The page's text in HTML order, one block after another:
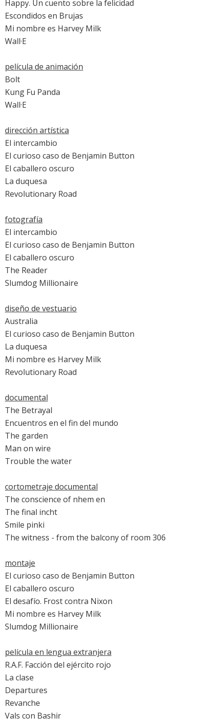
Happy. Un cuento sobre la felicidad
Escondidos en Brujas
Mi nombre es Harvey Milk
Wall·E
película de animación
Bolt
Kung Fu Panda
Wall·E
dirección artística
El intercambio
El curioso caso de Benjamin Button
El caballero oscuro
La duquesa
Revolutionary Road
fotografía
El intercambio
El curioso caso de Benjamin Button
El caballero oscuro
The Reader
Slumdog Millionaire
diseño de vestuario
Australia
El curioso caso de Benjamin Button
La duquesa
Mi nombre es Harvey Milk
Revolutionary Road
documental
The Betrayal
Encuentros en el fin del mundo
The garden
Man on wire
Trouble the water
cortometraje documental
The conscience of nhem en
The final incht
Smile pinki
The witness - from the balcony of room 306
montaje
El curioso caso de Benjamin Button
El caballero oscuro
El desafío. Frost contra Nixon
Mi nombre es Harvey Milk
Slumdog Millionaire
película en lengua extranjera
R.A.F. Facción del ejército rojo
La clase
Departures
Revanche
Vals con Bashir